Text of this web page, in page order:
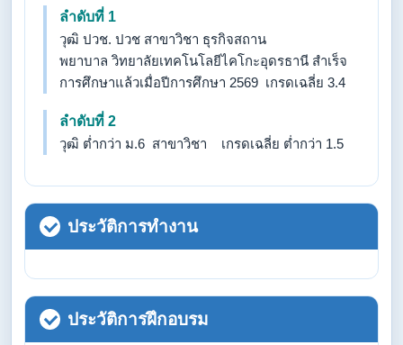
ลำดับที่ 1
วุฒิ ปวช. ปวช สาขาวิชา ธุรกิจสถาน
พยาบาล วิทยาลัยเทคโนโลยีไคโกะอุดรธานี สำเร็จ
การศึกษาแล้วเมื่อปีการศึกษา 2569 เกรดเฉลี่ย 3.4
ลำดับที่ 2
วุฒิ ต่ำกว่า ม.6 สาขาวิชา เกรดเฉลี่ย ต่ำกว่า 1.5
ประวัติการทำงาน
ประวัติการฝึกอบรม